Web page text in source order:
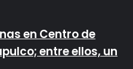
en Centro de
entre ellos, un